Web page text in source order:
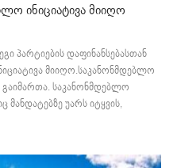
ინიციატივა მიიღო
პარტიების დაფინანსებასთან
მიიღო.საკანონმდებლო
გაიმართა. საკანონმდებლო
მანდატებზე უარს იტყვის,